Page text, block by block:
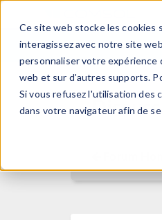
Ce site web stocke les cookies
interagissez avec notre site
personnaliser votre expérience
web et sur d'autres supports.
Si vous refusez l'utilisation des
dans votre navigateur afin de